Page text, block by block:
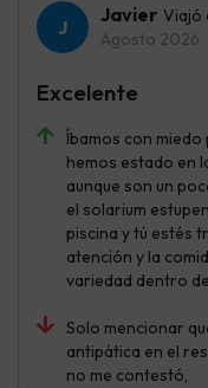
Javier Viajó
Agosto 2026
Íbamos con
hemos estado en
aunque son un
el solarium
piscina y tú estés
atención y la
variedad dentro
Solo mencionar
antipática en el
no me contestó,
Excelente